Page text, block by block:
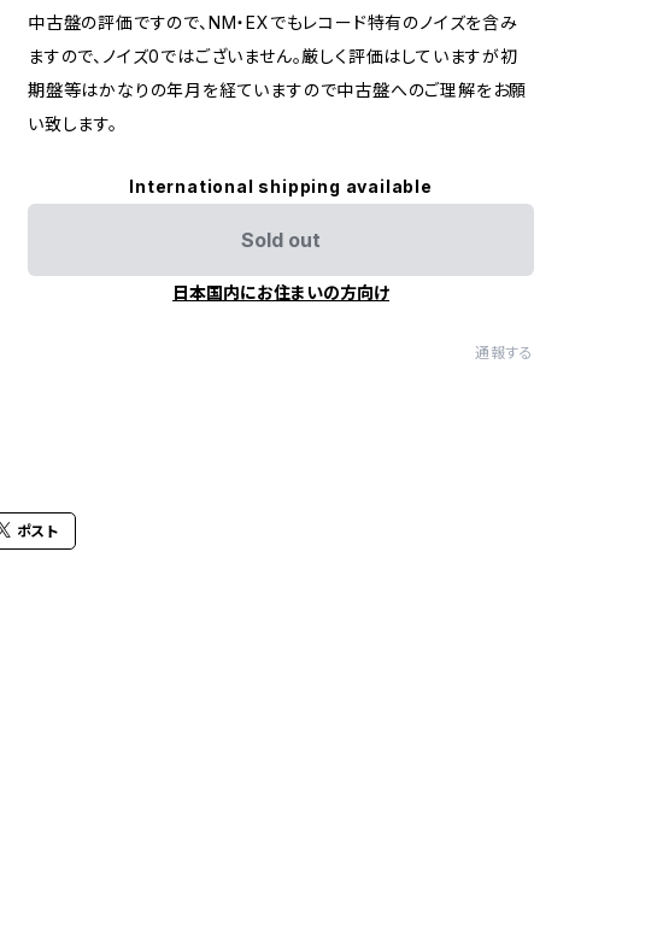
中古盤の評価ですので、NM・EXでもレコード特有のノイズを含み
ますので、ノイズ0ではございません。厳しく評価はしていますが初
期盤等はかなりの年月を経ていますので中古盤へのご理解をお願
い致します。
International shipping available
Sold out
日本国内にお住まいの方向け
通報する
ポスト